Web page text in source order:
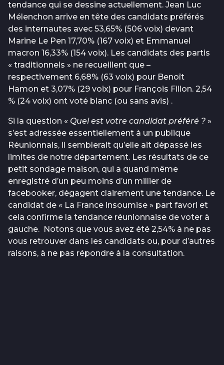
tendance qui se dessine actuellement. Jean Luc
Mélenchon arrive en tête des candidats préférés
des internautes avec 53,65% (506 voix) devant
Marine Le Pen 17,70% (167 voix) et Emmanuel
macron 16,33% (154 voix). Les candidats des partis
« traditionnels » ne recueillent que –
respectivement 6,68% (63 voix) pour Benoît
Hamon et 3,07% (29 voix) pour François Fillon. 2,54
% (24 voix) ont voté blanc (ou sans avis) .
Si la question « Quel est votre candidat préféré ? »
s’est adressée essentiellement à un publique
Réunionnais, il semblerait qu’elle ait dépassé les
limites de notre département. Les résultats de ce
petit sondage maison, qui a quand même
enregistré d’un peu moins d’un millier de
facebooker, dégagent clairement une tendance. Le
candidat de « La France insoumise » part favori et
cela confirme la tendance réunionnaise de voter à
gauche. Notons que vous avez été 2,54% à ne pas
vous retrouver dans les candidats ou, pour d’autres
raisons, à ne pas répondre à la consultation.